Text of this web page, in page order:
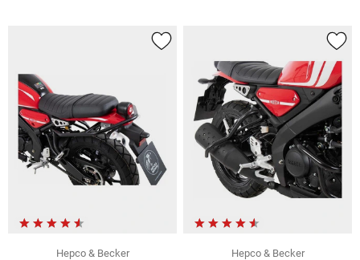
Hepco & Becker
Hepco & Becker